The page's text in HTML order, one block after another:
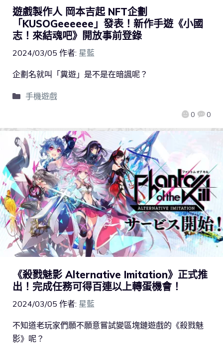
遊戲製作人 岡本吉起 NFT企劃
「KUSOGeeeeee」發表！新作手遊《小國
志！來結魂吧》開放事前登錄
2024/03/05 作者: 星藍
0 0
企劃名就叫「糞遊」是不是在暗諷呢？
手機遊戲
《殺戮魅影 Alternative Imitation》正式推
出！完成任務可得百連以上轉蛋機會！
2024/03/05 作者: 星藍
不知道老玩家們願不願意嘗試變區塊鏈遊戲的《殺戮魅
影》呢？